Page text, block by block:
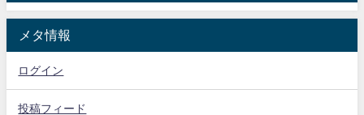
メタ情報
ログイン
投稿フィード